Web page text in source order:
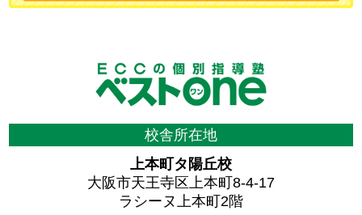
校舎所在地
上本町タ陽丘校
大阪市天王寺区上本町8-4-17
ラシーヌ上本町2階